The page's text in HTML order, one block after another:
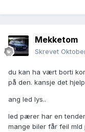
Mekketom
Skrevet
du kan ha vært borti
på den. kansje det
ang led lys..
led pærer har en
mange biler får feil mld